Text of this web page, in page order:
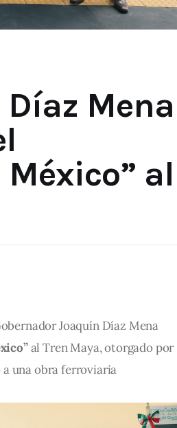
Mena
al
Joaquín Díaz Mena
al Tren Maya, otorgado por
una obra ferroviaria